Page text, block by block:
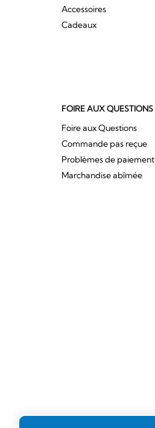
Accessoires
Cadeaux
FOIRE AUX QUESTIONS
Foire aux Questions
Commande pas reçue
Problèmes de paiement
Marchandise abîmée